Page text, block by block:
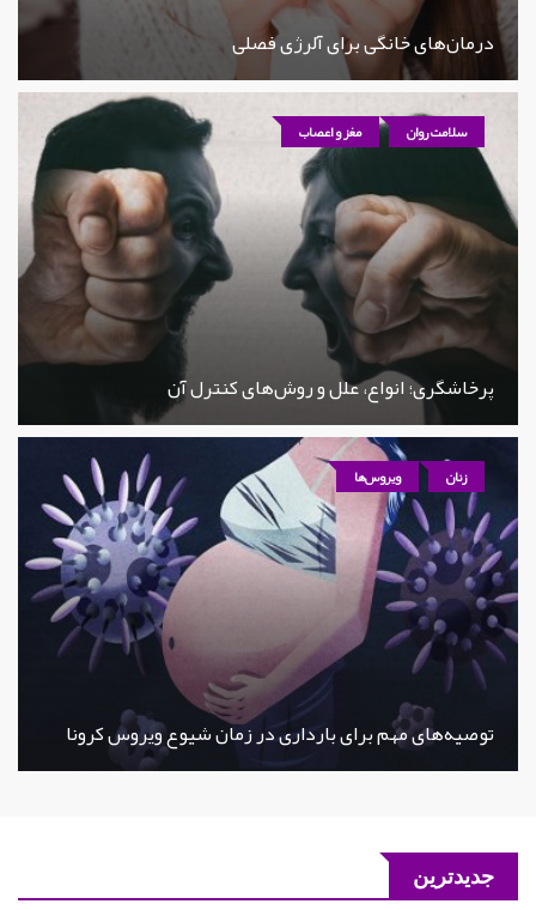
درمان‌های خانگی برای آلرژی فصلی
سلامت روان مغز و اعصاب
پرخاشگری؛ انواع، علل و روش‌های کنترل آن
زنان ویروس‌ها
توصیه‌های مهم برای بارداری در زمان شیوع ویروس کرونا
جدیدترین